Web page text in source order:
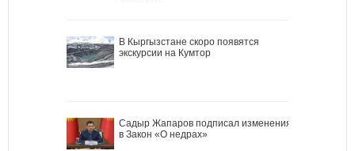
В Кыргызстане скоро появятся
экскурсии на Кумтор
Садыр Жапаров подписал изменения
в Закон «О недрах»